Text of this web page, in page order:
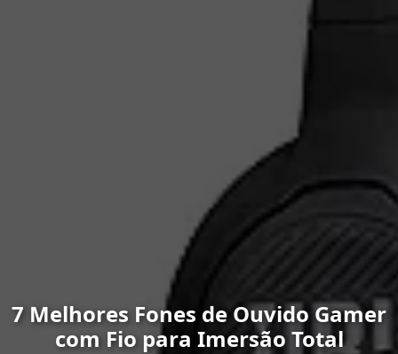
7 Melhores Fones de Ouvido Gamer
com Fio para Imersão Total